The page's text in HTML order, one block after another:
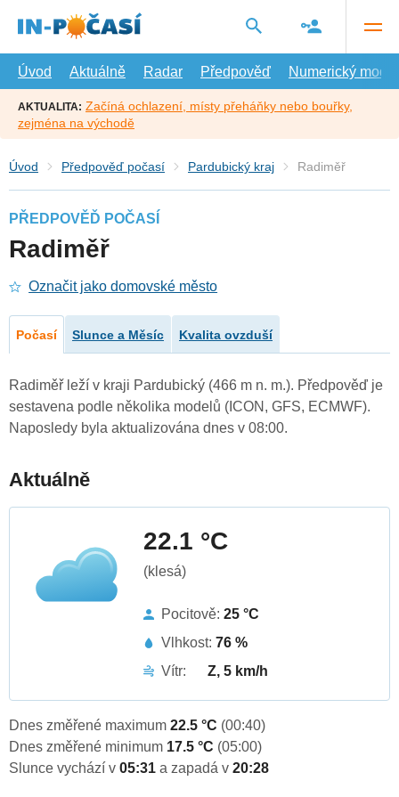
hlavní
Úvod
Aktuálně Radar Předpověď Numerický model
AKTUALITA: Začíná ochlazení, místy přeháňky nebo bouřky,
zejména na východě
Úvod Předpověď počasí Pardubický kraj Radiměř
PŘEDPOVĚĎ POČASÍ
Radiměř
Označit jako domovské město
Počasí Slunce a Měsíc Kvalita ovzduší
Radiměř leží v kraji Pardubický (466 m n. m.). Předpověď je
sestavena podle několika modelů (ICON, GFS, ECMWF).
Naposledy byla aktualizována dnes v 08:00.
Aktuálně
22.1 °C
(klesá)
Pocitově: 25 °C
Vlhkost: 76 %
Vítr:
Z, 5 km/h
Dnes změřené maximum 22.5 °C (00:40)
Dnes změřené minimum 17.5 °C (05:00)
Slunce vychází v 05:31 a zapadá v 20:28